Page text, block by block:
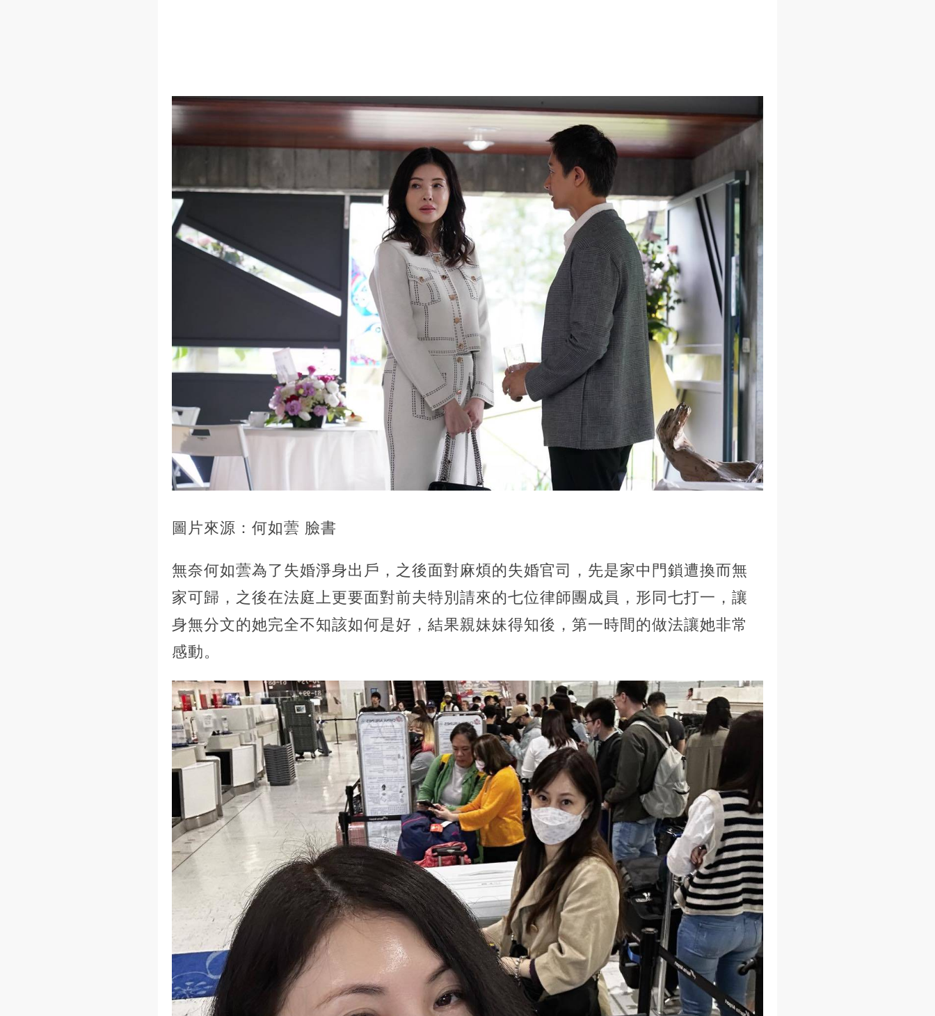
圖片來源：何如蕓 臉書
無奈何如蕓為了失婚淨身出戶，之後面對麻煩的失婚官司，先是家中門鎖遭換而無
家可歸，之後在法庭上更要面對前夫特別請來的七位律師團成員，形同七打一，讓
身無分文的她完全不知該如何是好，結果親妹妹得知後，第一時間的做法讓她非常
感動。